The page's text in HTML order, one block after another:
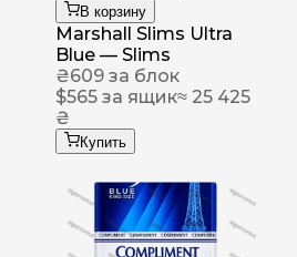
В корзину
Marshall Slims Ultra
Blue — Slims
₴609 за блок
$565 за ящик≈ 25 425
₴
Купить